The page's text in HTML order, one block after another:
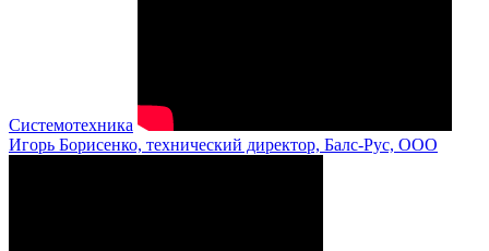
Системотехника
Игорь Борисенко, технический директор, Балс-Рус, ООО